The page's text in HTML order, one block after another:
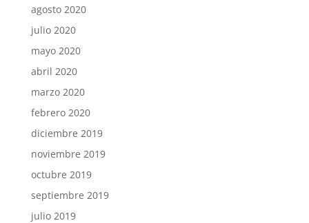
agosto 2020
julio 2020
mayo 2020
abril 2020
marzo 2020
febrero 2020
diciembre 2019
noviembre 2019
octubre 2019
septiembre 2019
julio 2019